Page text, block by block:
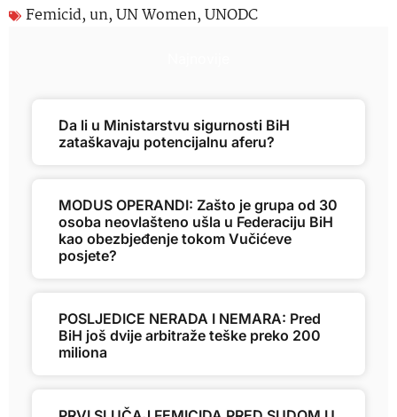
Femicid, un,UN Women,UNODC
Da li u Ministarstvu sigurnosti BiH
zataškavaju potencijalnu aferu?
MODUS OPERANDI: Zašto je grupa od 30
osoba neovlašteno ušla u Federaciju BiH
kao obezbjeđenje tokom Vučićeve
posjete?
POSLJEDICE NERADA I NEMARA: Pred
BiH još dvije arbitraže teške preko 200
miliona